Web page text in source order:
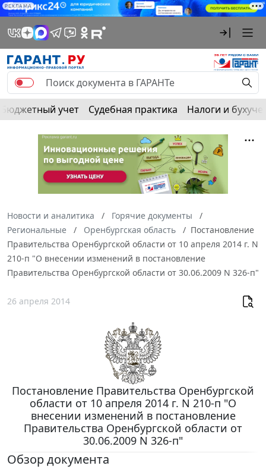
РЕКЛАМА
Бюджетный учет Судебная практика Налоги и
Новости и аналитика
Горячие документы
Региональные
Оренбургская область
Постановление
Правительства Оренбургской области от 10 апреля 2014 г. N
210-п "О внесении изменений в постановление
Правительства Оренбургской области от 30.06.2009 N 326-п"
26 апреля 2014
Постановление Правительства Оренбургской
области от 10 апреля 2014 г. N 210-п "О
внесении изменений в постановление
Правительства Оренбургской области от
30.06.2009 N 326-п"
Обзор документа